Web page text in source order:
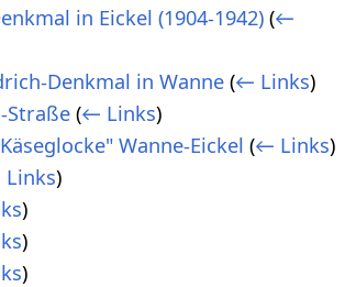
in Eickel (1904-1942) (←
Denkmal in Wanne (← Links)
Straße (← Links)
Wanne-Eickel (← Links)
)
)
)
)